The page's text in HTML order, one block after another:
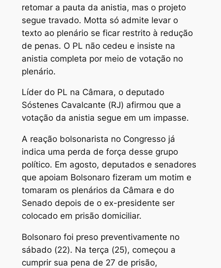
retomar a pauta da anistia, mas o projeto
segue travado. Motta só admite levar o
texto ao plenário se ficar restrito à redução
de penas. O PL não cedeu e insiste na
anistia completa por meio de votação no
plenário.
Líder do PL na Câmara, o deputado
Sóstenes Cavalcante (RJ) afirmou que a
votação da anistia segue em um impasse.
A reação bolsonarista no Congresso já
indica uma perda de força desse grupo
político. Em agosto, deputados e senadores
que apoiam Bolsonaro fizeram um motim e
tomaram os plenários da Câmara e do
Senado depois de o ex-presidente ser
colocado em prisão domiciliar.
Bolsonaro foi preso preventivamente no
sábado (22). Na terça (25), começou a
cumprir sua pena de 27 de prisão,